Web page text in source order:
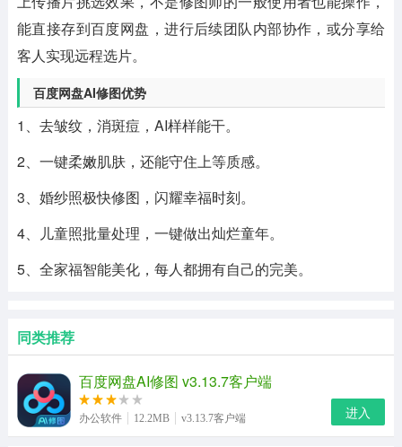
能直接存到百度网盘，进行后续团队内部协作，或分享给
客人实现远程选片。
百度网盘AI修图优势
1、去皱纹，消斑痘，AI样样能干。
2、一键柔嫩肌肤，还能守住上等质感。
3、婚纱照极快修图，闪耀幸福时刻。
4、儿童照批量处理，一键做出灿烂童年。
5、全家福智能美化，每人都拥有自己的完美。
同类推荐
百度网盘AI修图 v3.13.7客户端
办公软件 12.2MB v3.13.7客户端 进入